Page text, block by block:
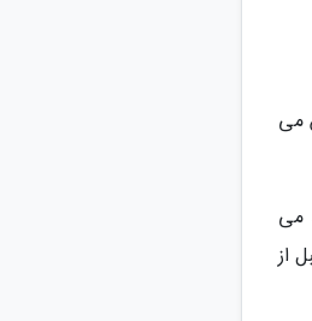
می
می
از